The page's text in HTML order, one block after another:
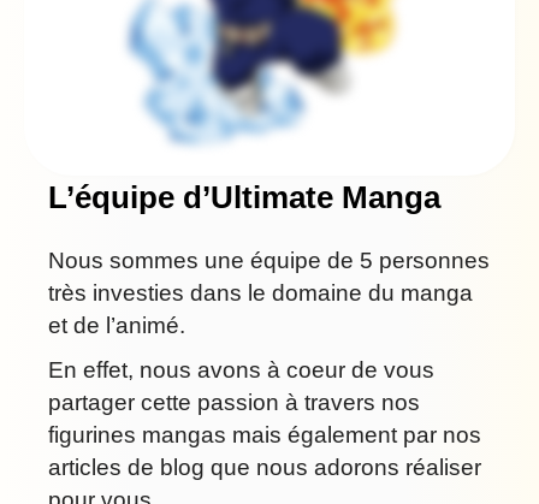
L’équipe d’Ultimate Manga
Nous sommes une équipe de 5 personnes
très investies dans le domaine du manga
et de l’animé.
En effet, nous avons à coeur de vous
partager cette passion à travers nos
figurines mangas mais également par nos
articles de blog que nous adorons réaliser